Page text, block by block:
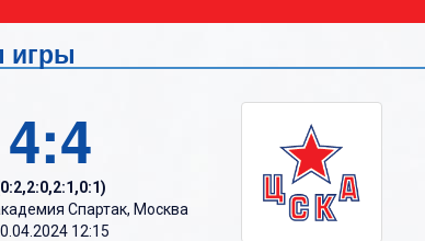
Т
игры
4:4
Спартак, Москва
12:15